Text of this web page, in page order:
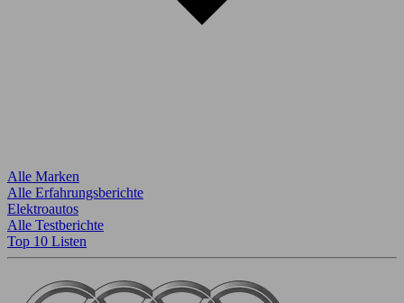
Alle Marken
Alle Erfahrungsberichte
Elektroautos
Alle Testberichte
Top 10 Listen